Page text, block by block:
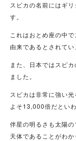
スピカの名前にはギ
す。
これはおとめ座の中
由来であるとされてい
また、日本ではスピ
ました。
スピカは非常に強い
よそ13,000倍だといわ
伴星の明るさも太陽
天体であることがわか